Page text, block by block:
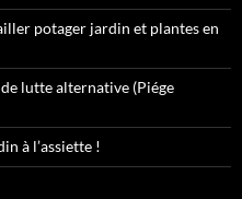
potager jardin et plantes en
lutte alternative (Piége
à l’assiette !